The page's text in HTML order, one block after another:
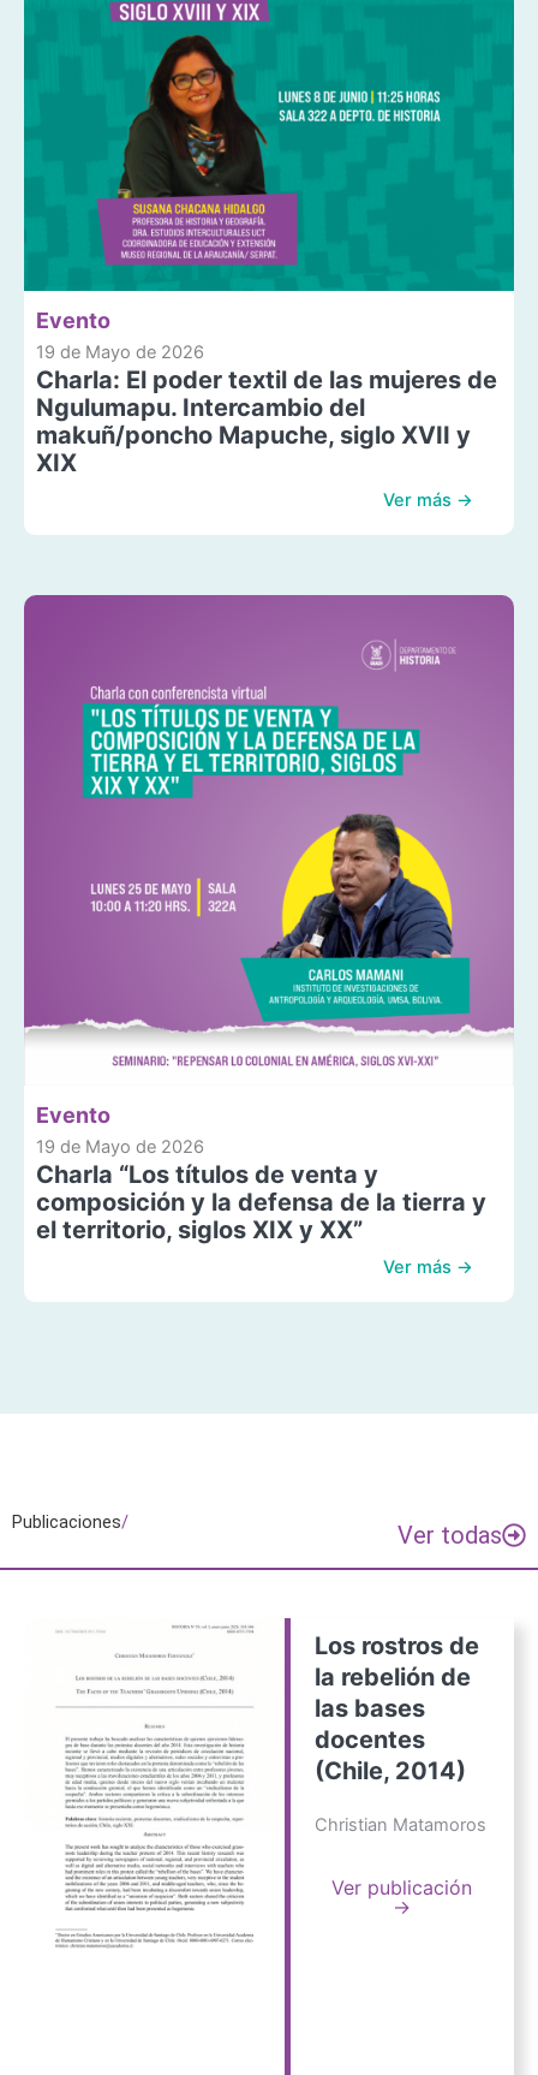
Evento
19 de Mayo de 2026
Charla: El poder textil de las mujeres de
Ngulumapu. Intercambio del
makuñ/poncho Mapuche, siglo XVII y
XIX
Ver más →
Evento
19 de Mayo de 2026
Charla “Los títulos de venta y
composición y la defensa de la tierra y
el territorio, siglos XIX y XX”
Ver más →
Publicaciones/ Ver todas
Los rostros de
la rebelión de
las bases
docentes
(Chile, 2014)
Christian Matamoros
Ver publicación
→